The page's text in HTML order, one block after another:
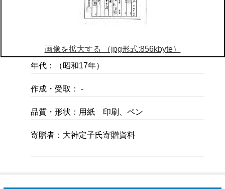
画像を拡大する （jpg形式:856kbyte）
年代：（昭和17年）
作成・受取： -
品質・形状：用紙 印刷、ペン
寄贈者：大神定子氏寄贈資料